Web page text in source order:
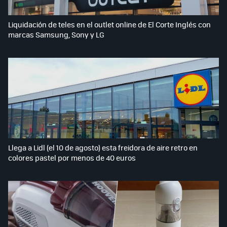
Liquidación de teles en el outlet online de El Corte Inglés con
marcas Samsung, Sony y LG
Llega a Lidl (el 10 de agosto) esta freidora de aire retro en
colores pastel por menos de 40 euros